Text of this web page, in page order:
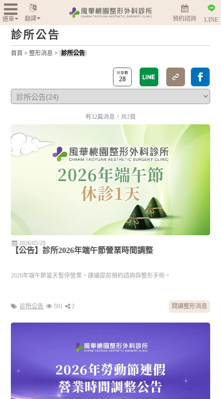
選單 預約諮詢 LINE
翻譯
診所公告
首頁 >整形消息 > 診所公告
28
有32篇消息，共2頁
2026/05/28
【公告】診所2026年端午節營業時間調整
2026年端午節當天暫停營業，建議提前預約諮詢與整形手術。
診所公告 591 2 閱讀整形消息